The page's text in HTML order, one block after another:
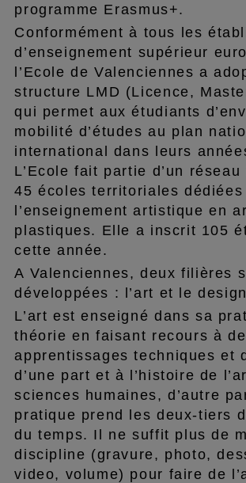
programme Erasmus+.
Conformément à tous les
d’enseignement supérieur
l’Ecole de Valenciennes a
structure LMD (Licence,
qui permet aux étudiants
mobilité d’études au plan
international dans leurs
L’Ecole fait partie d’un
45 écoles territoriales dédiées
l’enseignement artistique en
plastiques. Elle a inscrit 105
cette année.
A Valenciennes, deux filières
développées : l’art et le
L’art est enseigné dans sa
théorie en faisant recours à
apprentissages techniques et
d’une part et à l’histoire de
sciences humaines, d’autre
pratique prend les deux-tiers
du temps. Il ne suffit plus de
discipline (gravure, photo,
video, volume) pour faire de